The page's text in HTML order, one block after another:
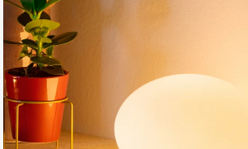
галерията
изображенията